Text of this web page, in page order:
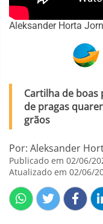
Aleksander Horta
Cartilha de
de pragas
grãos
Por: Aleksander
Publicado em 02/06/
Atualizado em 02/06/